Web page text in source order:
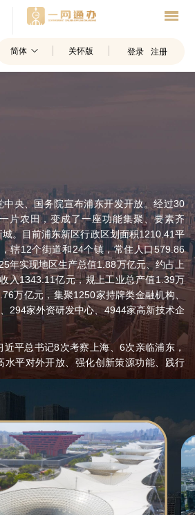
简体 关怀版 登录 注册
、国务院宣布浦东开发开放。经过30
片农田，变成了一座功能集聚、要素齐
。目前浦东新区行政区划面积1210.41平
辖12个街道和24个镇，常住人口579.86
年实现地区生产总值1.88万亿元、约占上
入1343.11亿元，规上工业总产值1.39万
万亿元，集聚1250家持牌类金融机构、
294家外资研发中心、4944家高新技术企
平总书记8次考察上海、6次亲临浦东，
水平对外开放、强化创新策源功能、践行
治理新路、加强基层党建探索等对浦东提
12日，习近平总书记出席浦东开发开放30
讲话，赋予浦东打造社会主义现代化建设
浦东努力成为更高水平改革开放的开路先
化国家的排头兵、彰显“四个自信”的实践
国理念、中国精神、中国道路。浦东牢记
习近平总书记为浦东擘画的“新蓝图”变为
，一批标志性改革成果显现。引领区